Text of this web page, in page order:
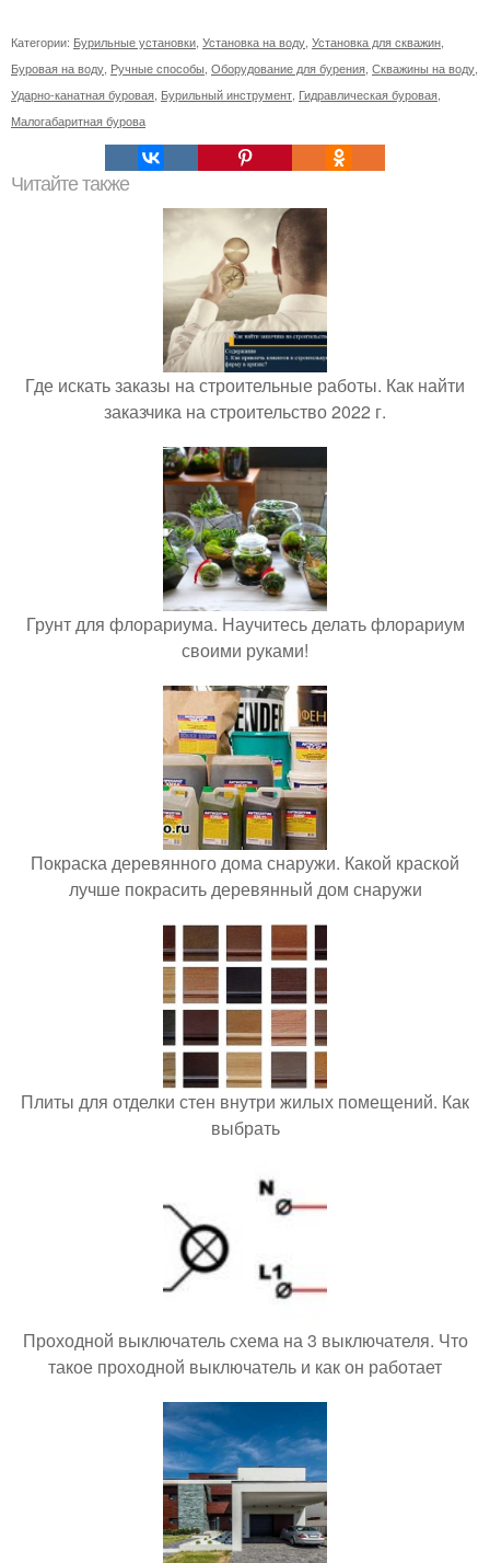
Категории: Бурильные установки, Установка на воду, Установка для скважин,
Буровая на воду, Ручные способы, Оборудование для бурения, Скважины на воду,
Ударно-канатная буровая, Бурильный инструмент, Гидравлическая буровая,
Малогабаритная бурова
Читайте также
Где искать заказы на строительные работы. Как найти
заказчика на строительство 2022 г.
Грунт для флорариума. Научитесь делать флорариум
своими руками!
Покраска деревянного дома снаружи. Какой краской
лучше покрасить деревянный дом снаружи
Плиты для отделки стен внутри жилых помещений. Как
выбрать
Проходной выключатель схема на 3 выключателя. Что
такое проходной выключатель и как он работает